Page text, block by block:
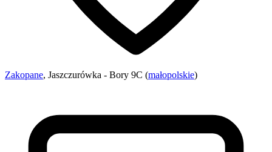
Zakopane, Jaszczurówka - Bory 9C (małopolskie)